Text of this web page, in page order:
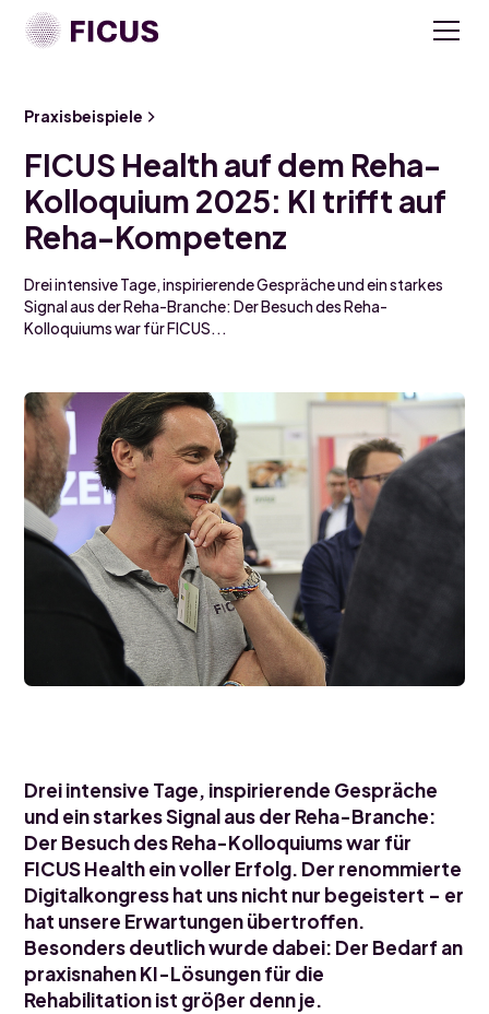
Praxisbeispiele
FICUS Health auf dem Reha-
Kolloquium 2025: KI trifft auf
Reha-Kompetenz
Drei intensive Tage, inspirierende Gespräche und ein starkes
Signal aus der Reha-Branche: Der Besuch des Reha-
Kolloquiums war für FICUS...
Drei intensive Tage, inspirierende Gespräche
und ein starkes Signal aus der Reha-Branche:
Der Besuch des Reha-Kolloquiums war für
FICUS Health ein voller Erfolg. Der renommierte
Digitalkongress hat uns nicht nur begeistert – er
hat unsere Erwartungen übertroffen.
Besonders deutlich wurde dabei: Der Bedarf an
praxisnahen KI-Lösungen für die
Rehabilitation ist größer denn je.